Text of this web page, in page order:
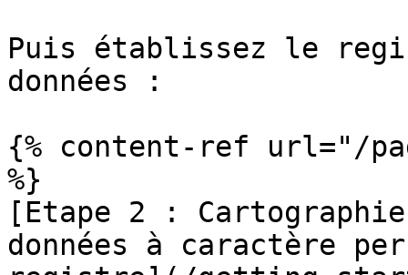
Puis établissez le
données :
{% content-ref url="/
%}
[Etape 2 :
données à caractère